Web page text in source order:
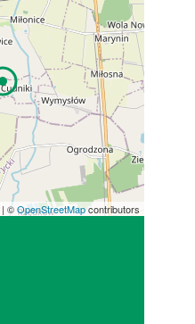
| ©OpenStreetMapcontributors